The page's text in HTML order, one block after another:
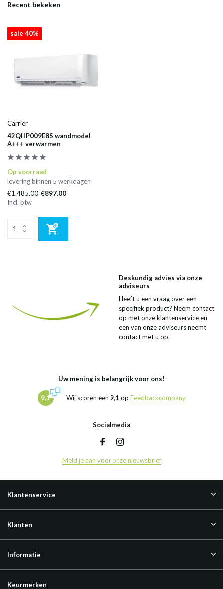
Recent bekeken
sale 40%
Carrier
42QHP009E8S wandmodel
A+++ verwarmen
Op voorraad
levering binnen 5 werkdagen
€1.485,00 €897,00
Incl. btw
Deskundig advies via onze
adviseurs
Heeft u een vraag over een
specifiek product? Neem contact
op met onze klantenservice en
een van onze adviseurs neemt
contact met u op.
Uw mening is belangrijk voor ons!
9,1 Wij scoren een 9,1 op Feedbackcompany
Socialmedia
Meld je aan voor onze nieuwsbrief
Klantenservice
Klanten
Informatie
Keurmerken